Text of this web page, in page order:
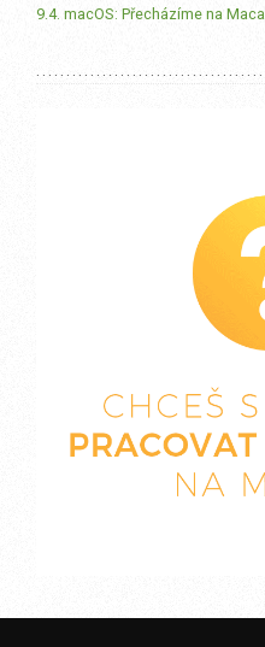
9.4. macOS: Přecházíme na Maca